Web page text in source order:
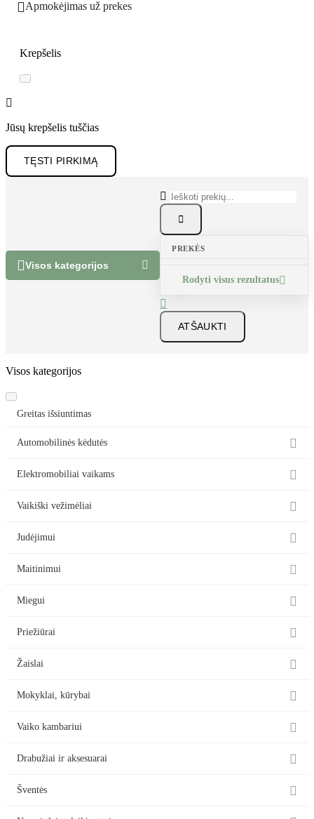
Apmokėjimas už prekes
Krepšelis

Jūsų krepšelis tuščias
TĘSTI PIRKIMĄ
 Visos kategorijos 


PREKĖS
Rodyti visus rezultatus

ATŠAUKTI
Visos kategorijos
Greitas išsiuntimas
Automobilinės kėdutės 
Elektromobiliai vaikams 
Vaikiški vežimėliai 
Judėjimui 
Maitinimui 
Miegui 
Priežiūrai 
Žaislai 
Mokyklai, kūrybai 
Vaiko kambariui 
Drabužiai ir aksesuarai 
Šventės 